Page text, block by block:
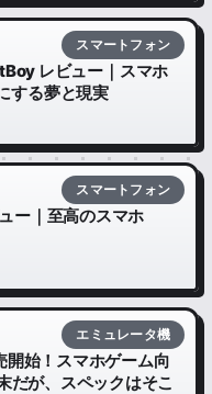
スマートフォン
レビュー｜スマホ
する夢と現実
スマートフォン
ー｜至高のスマホ
エミュレータ機
開始！スマホゲーム向
が、スペックはそこ